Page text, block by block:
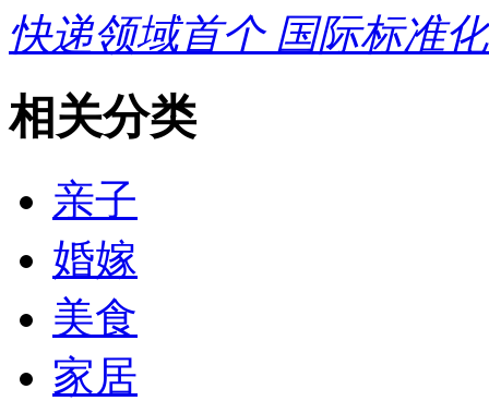
快递领域首个 国际标准
相关分类
亲子
婚嫁
美食
家居